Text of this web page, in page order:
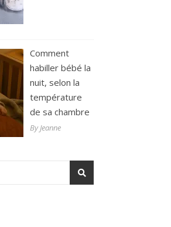
Comment
habiller bébé la
nuit, selon la
température
de sa chambre
By Jeanne